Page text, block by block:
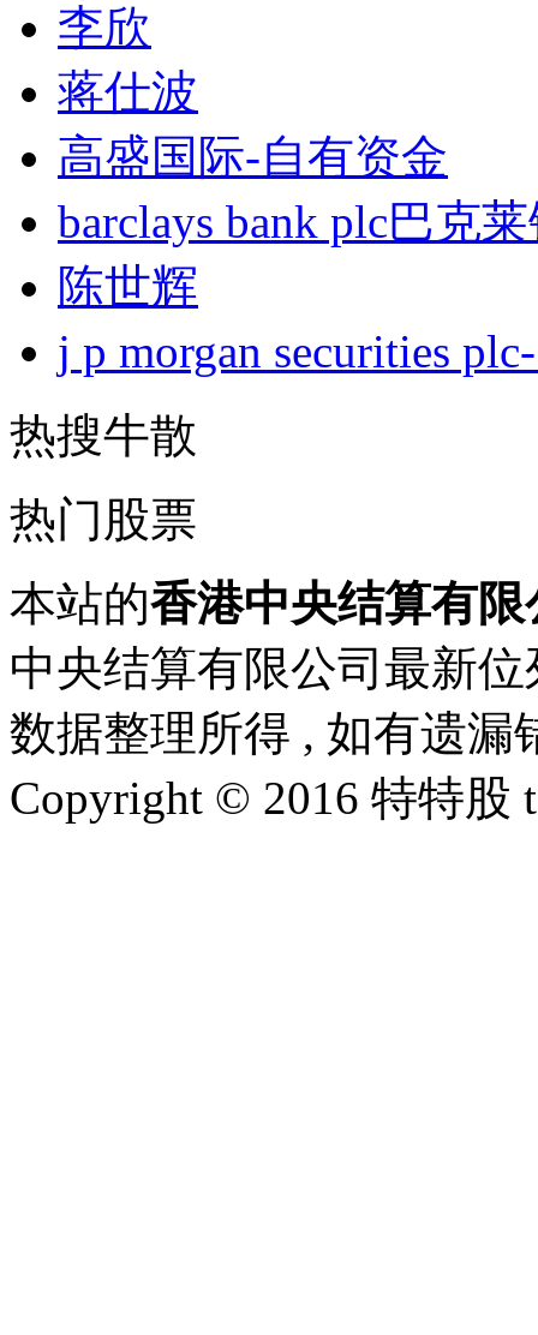
李欣
蒋仕波
高盛国际-自有资金
barclays bank plc巴克
陈世辉
j p morgan securities
热搜牛散
热门股票
本站的香港中央结算有限
中央结算有限公司最新
数据整理所得 , 如有遗漏
Copyright © 2016 特特股